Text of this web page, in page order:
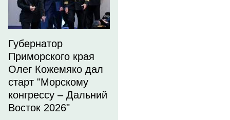
Губернатор
Приморского края
Олег Кожемяко дал
старт "Морскому
конгрессу – Дальний
Восток 2026"